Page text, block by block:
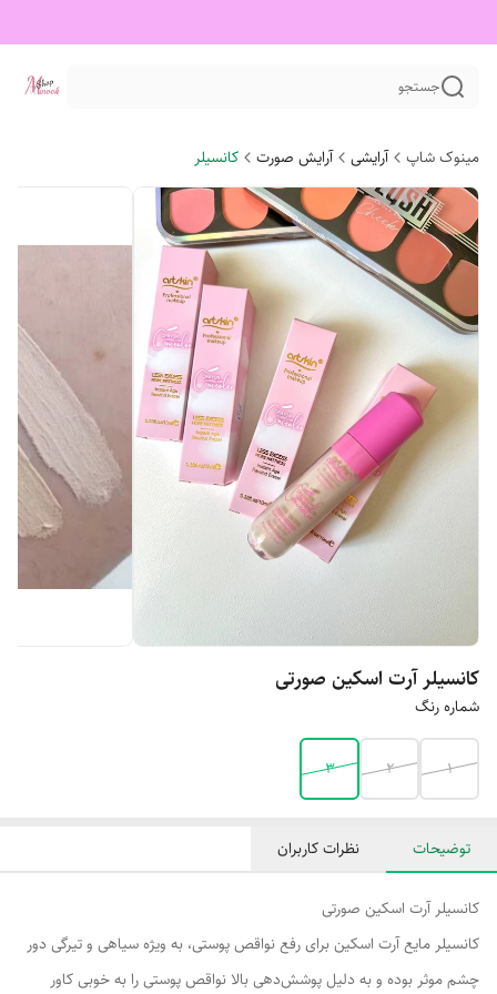
جستجو
مینوک شاپ آرایشی آرایش صورت کانسیلر
کانسیلر آرت اسکین صورتی
شماره رنگ
1
2
3
توضیحات نظرات کاربران
کانسیلر آرت اسکین صورتی
کانسیلر مایع آرت اسکین برای رفع نواقص پوستی، به ویژه سیاهی و تیرگی دور
چشم موثر بوده و به دلیل پوشش‌دهی بالا نواقص پوستی را به خوبی کاور